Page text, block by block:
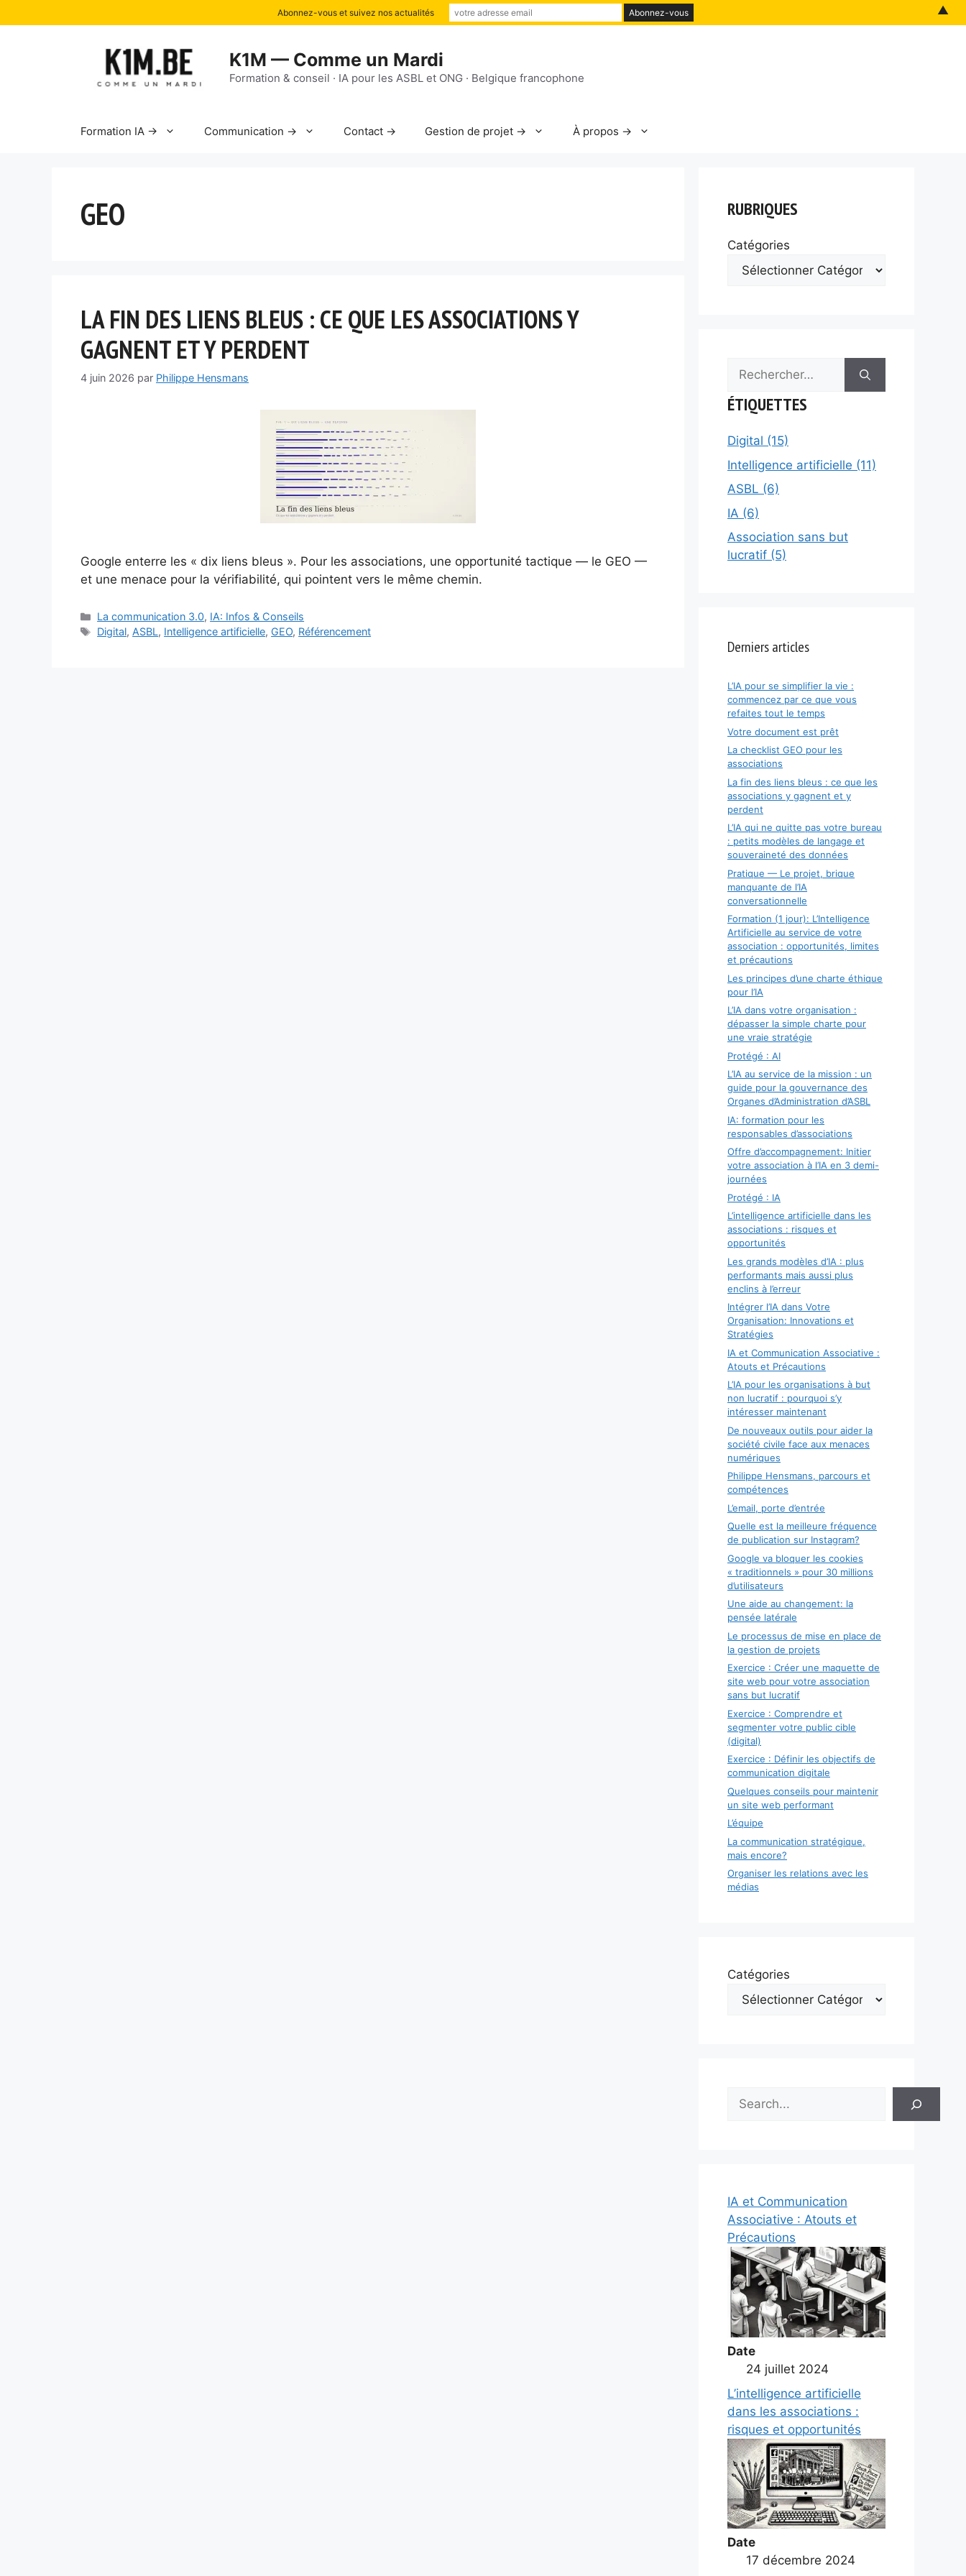
K1M — Comme un Mardi
Formation & conseil · IA pour les ASBL et ONG · Belgique francophone
Formation IA → Communication → Contact → Gestion de projet → À propos →
GEO
LA FIN DES LIENS BLEUS : CE QUE LES ASSOCIATIONS Y
GAGNENT ET Y PERDENT
4 juin 2026 par Philippe Hensmans
Google enterre les « dix liens bleus ». Pour les associations, une opportunité tactique — le GEO —
et une menace pour la vérifiabilité, qui pointent vers le même chemin.
Catégories
La communication 3.0, IA: Infos & Conseils
Étiquettes
Digital,ASBL, Intelligence artificielle, GEO, Référencement
RUBRIQUES
Catégories
Rechercher :
ÉTIQUETTES
Digital (15)
Intelligence artificielle (11)
ASBL (6)
IA (6)
Association sans but
lucratif (5)
Derniers articles
L’IA pour se simplifier la vie :
commencez par ce que vous
refaites tout le temps
Votre document est prêt
La checklist GEO pour les
associations
La fin des liens bleus : ce que les
associations y gagnent et y
perdent
L’IA qui ne quitte pas votre bureau
: petits modèles de langage et
souveraineté des données
Pratique — Le projet, brique
manquante de l’IA
conversationnelle
Formation (1 jour): L’Intelligence
Artificielle au service de votre
association : opportunités, limites
et précautions
Les principes d’une charte éthique
pour l’IA
L’IA dans votre organisation :
dépasser la simple charte pour
une vraie stratégie
Protégé : AI
L’IA au service de la mission : un
guide pour la gouvernance des
Organes d’Administration d’ASBL
IA: formation pour les
responsables d’associations
Offre d’accompagnement: Initier
votre association à l’IA en 3 demi-
journées
Protégé : IA
L’intelligence artificielle dans les
associations : risques et
opportunités
Les grands modèles d’IA : plus
performants mais aussi plus
enclins à l’erreur
Intégrer l’IA dans Votre
Organisation: Innovations et
Stratégies
IA et Communication Associative :
Atouts et Précautions
L’IA pour les organisations à but
non lucratif : pourquoi s’y
intéresser maintenant
De nouveaux outils pour aider la
société civile face aux menaces
numériques
Philippe Hensmans, parcours et
compétences
L’email, porte d’entrée
Quelle est la meilleure fréquence
de publication sur Instagram?
Google va bloquer les cookies
« traditionnels » pour 30 millions
d’utilisateurs
Une aide au changement: la
pensée latérale
Le processus de mise en place de
la gestion de projets
Exercice : Créer une maquette de
site web pour votre association
sans but lucratif
Exercice : Comprendre et
segmenter votre public cible
(digital)
Exercice : Définir les objectifs de
communication digitale
Quelques conseils pour maintenir
un site web performant
L’équipe
La communication stratégique,
mais encore?
Organiser les relations avec les
médias
Catégories
Rechercher
IA et Communication
Associative : Atouts et
Précautions
Date
24 juillet 2024
L’intelligence artificielle
dans les associations :
risques et opportunités
Date
17 décembre 2024
Abonnez-vous et suivez nos actualités ▲